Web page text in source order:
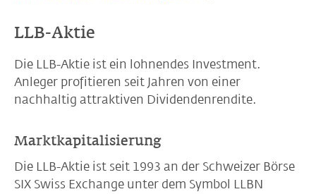
LLB-Aktie
Die LLB-Aktie ist ein lohnendes Investment.
Anleger profitieren seit Jahren von einer
nachhaltig attraktiven Dividendenrendite.
Marktkapitalisierung
Die LLB-Aktie ist seit 1993 an der Schweizer Börse
SIX Swiss Exchange unter dem Symbol LLBN